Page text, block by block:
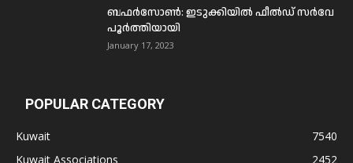
ബഫര്‍സോണ്‍: ഇടുക്കിയില്‍ ഫീല്‍ഡ് സര്‍വേ
പൂര്‍ത്തിയായി
January 17, 2023
POPULAR CATEGORY
Kuwait
7540
Kuwait Associations
2452